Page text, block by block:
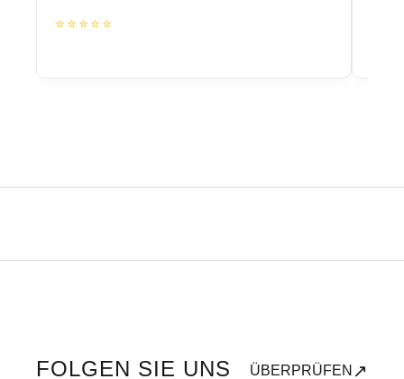
⭐⭐⭐⭐⭐
FOLGEN SIE UNS ÜBERPRÜFEN ↗